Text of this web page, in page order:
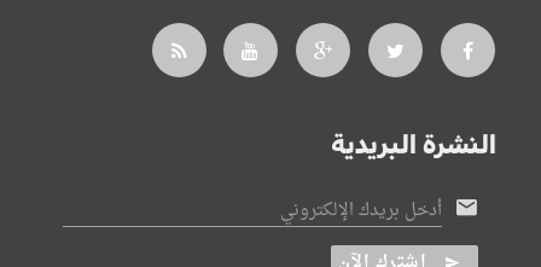
النشرة البريدية
أدخل بريدك الإلكتروني